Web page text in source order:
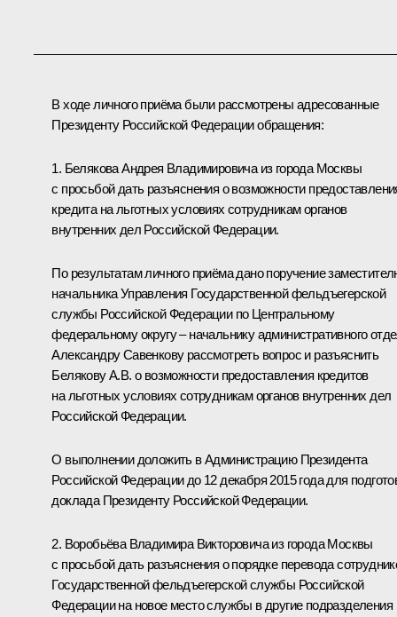
В ходе личного приёма были рассмотрены адресованные
Президенту Российской Федерации обращения:
1. Белякова Андрея Владимировича из города Москвы
с просьбой дать разъяснения о возможности
кредита на льготных условиях сотрудникам органов
внутренних дел Российской Федерации.
По результатам личного приёма дано поручение
начальника Управления Государственной фельдъегерской
службы Российской Федерации по Центральному
федеральному округу – начальнику административного
Александру Савенкову рассмотреть вопрос и разъяснить
Белякову А.В. о возможности предоставления кредитов
на льготных условиях сотрудникам органов внутренних дел
Российской Федерации.
О выполнении доложить в Администрацию Президента
Российской Федерации до 12 декабря 2015 года для
доклада Президенту Российской Федерации.
2. Воробьёва Владимира Викторовича из города Москвы
с просьбой дать разъяснения о порядке перевода
Государственной фельдъегерской службы Российской
Федерации на новое место службы в другие подразделения